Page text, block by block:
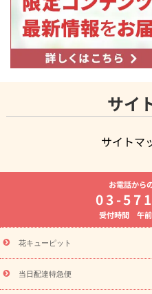
サイ
サイトマ
よく贈られる花
お祝いの
8月の誕生花(トルコキキョウ)
お供え・お悔やみ
通夜・葬儀
ーブドフラワー
季節のイベン
特集
お盆 花（新盆・初盆）
盆・初盆）
お盆 花（新盆・初
フト
お盆・お供え プリザーブ
レゼント特集
夏の花贈り・お
お電話から
03-
受付時間 午
花キューピット
当日配達特急便